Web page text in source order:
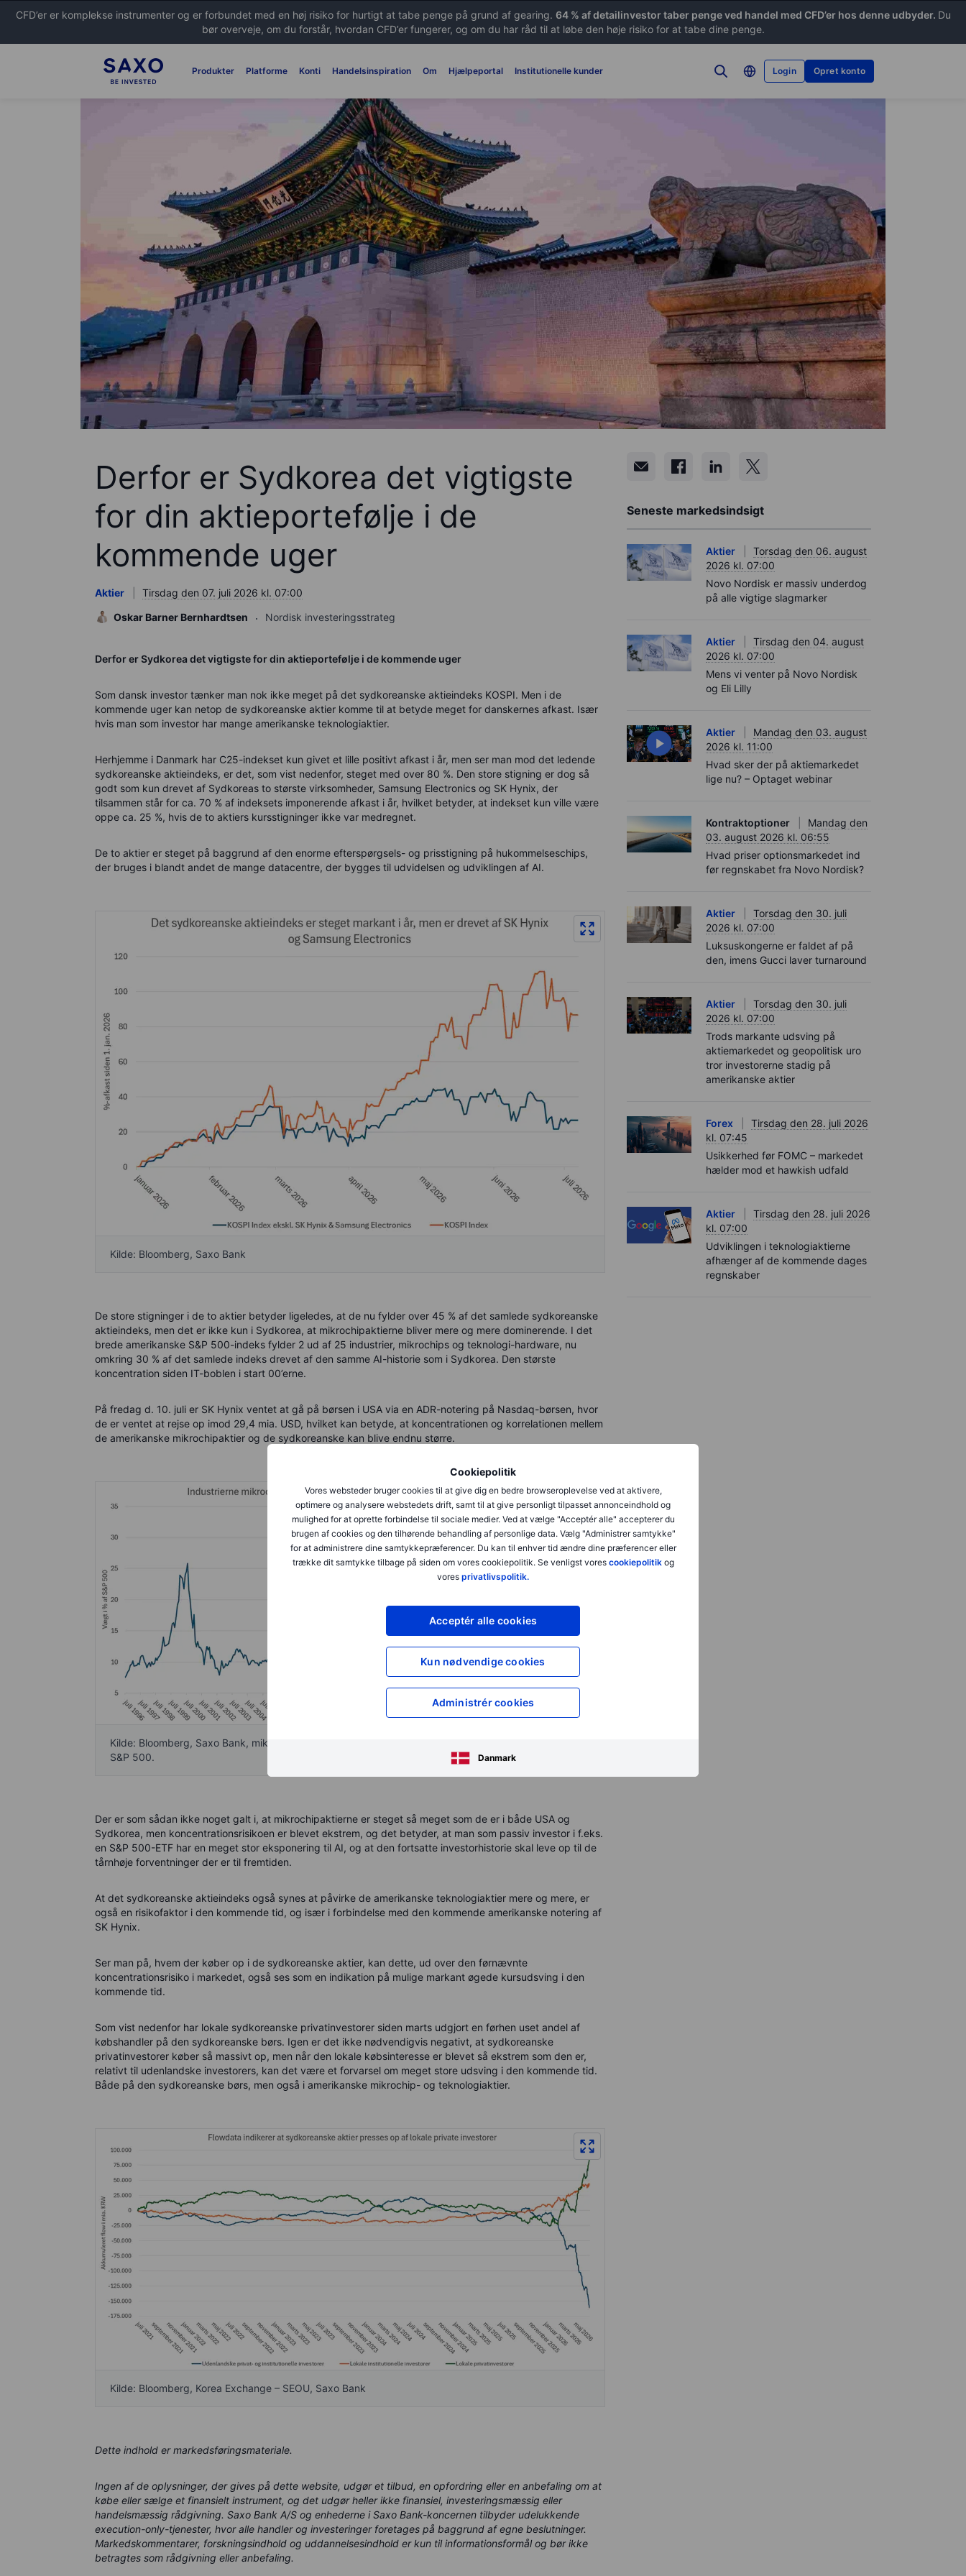
CFD’er er komplekse instrumenter og er forbundet med en høj risiko for hurtigt at tabe penge på grund af gearing. 64 % af detailinvestor taber penge ved handel med CFD’er hos denne udbyder. Du
bør overveje, om du forstår, hvordan CFD’er fungerer, og om du har råd til at løbe den høje risiko for at tabe dine penge.
Produkter Platforme Konti Handelsinspiration Om Hjælpeportal Institutionelle kunder Login Opret konto
Cookiepolitik
Vores websteder bruger cookies til at give dig en bedre browseroplevelse ved at aktivere,
optimere og analysere webstedets drift, samt til at give personligt tilpasset annonceindhold og
mulighed for at oprette forbindelse til sociale medier. Ved at vælge "Acceptér alle" accepterer du
brugen af cookies og den tilhørende behandling af personlige data. Vælg "Administrer samtykke"
for at administrere dine samtykkepræferencer. Du kan til enhver tid ændre dine præferencer eller
trække dit samtykke tilbage på siden om vores cookiepolitik. Se venligst vores cookiepolitikog
vores privatlivspolitik.
Acceptér alle cookies
Kun nødvendige cookies
Administrér cookies
Danmark
Derfor er Sydkorea det vigtigste
for din aktieportefølje i de
kommende uger
Aktier
Tirsdag den 07. juli 2026 kl. 07:00
Oskar Barner Bernhardtsen
Nordisk investeringsstrateg
Derfor er Sydkorea det vigtigste for din aktieportefølje i de kommende uger
Som dansk investor tænker man nok ikke meget på det sydkoreanske aktieindeks KOSPI. Men i de
kommende uger kan netop de sydkoreanske aktier komme til at betyde meget for danskernes afkast. Især
hvis man som investor har mange amerikanske teknologiaktier.
Herhjemme i Danmark har C25-indekset kun givet et lille positivt afkast i år, men ser man mod det ledende
sydkoreanske aktieindeks, er det, som vist nedenfor, steget med over 80 %. Den store stigning er dog så
godt som kun drevet af Sydkoreas to største virksomheder, Samsung Electronics og SK Hynix, der
tilsammen står for ca. 70 % af indeksets imponerende afkast i år, hvilket betyder, at indekset kun ville være
oppe ca. 25 %, hvis de to aktiers kursstigninger ikke var medregnet.
De to aktier er steget på baggrund af den enorme efterspørgsels- og prisstigning på hukommelseschips,
der bruges i blandt andet de mange datacentre, der bygges til udvidelsen og udviklingen af AI.
Kilde: Bloomberg, Saxo Bank
De store stigninger i de to aktier betyder ligeledes, at de nu fylder over 45 % af det samlede sydkoreanske
aktieindeks, men det er ikke kun i Sydkorea, at mikrochipaktierne bliver mere og mere dominerende. I det
brede amerikanske S&P 500-indeks fylder 2 ud af 25 industrier, mikrochips og teknologi-hardware, nu
omkring 30 % af det samlede indeks drevet af den samme AI-historie som i Sydkorea. Den største
koncentration siden IT-boblen i start 00’erne.
På fredag d. 10. juli er SK Hynix ventet at gå på børsen i USA via en ADR-notering på Nasdaq-børsen, hvor
de er ventet at rejse op imod 29,4 mia. USD, hvilket kan betyde, at koncentrationen og korrelationen mellem
de amerikanske mikrochipaktier og de sydkoreanske kan blive endnu større.
Kilde: Bloomberg, Saxo Bank, mikrochips og teknologi-hardware er 2 ud af i alt 25 industrigrupper i
S&P 500.
Der er som sådan ikke noget galt i, at mikrochipaktierne er steget så meget som de er i både USA og
Sydkorea, men koncentrationsrisikoen er blevet ekstrem, og det betyder, at man som passiv investor i f.eks.
en S&P 500-ETF har en meget stor eksponering til AI, og at den fortsatte investorhistorie skal leve op til de
tårnhøje forventninger der er til fremtiden.
At det sydkoreanske aktieindeks også synes at påvirke de amerikanske teknologiaktier mere og mere, er
også en risikofaktor i den kommende tid, og især i forbindelse med den kommende amerikanske notering af
SK Hynix.
Ser man på, hvem der køber op i de sydkoreanske aktier, kan dette, ud over den førnævnte
koncentrationsrisiko i markedet, også ses som en indikation på mulige markant øgede kursudsving i den
kommende tid.
Som vist nedenfor har lokale sydkoreanske privatinvestorer siden marts udgjort en førhen uset andel af
købshandler på den sydkoreanske børs. Igen er det ikke nødvendigvis negativt, at sydkoreanske
privatinvestorer køber så massivt op, men når den lokale købsinteresse er blevet så ekstrem som den er,
relativt til udenlandske investorers, kan det være et forvarsel om meget store udsving i den kommende tid.
Både på den sydkoreanske børs, men også i amerikanske mikrochip- og teknologiaktier.
Kilde: Bloomberg, Korea Exchange – SEOU, Saxo Bank
Dette indhold er markedsføringsmateriale.
Ingen af de oplysninger, der gives på dette website, udgør et tilbud, en opfordring eller en anbefaling om at
købe eller sælge et finansielt instrument, og det udgør heller ikke finansiel, investeringsmæssig eller
handelsmæssig rådgivning. Saxo Bank A/S og enhederne i Saxo Bank-koncernen tilbyder udelukkende
execution-only-tjenester, hvor alle handler og investeringer foretages på baggrund af egne beslutninger.
Markedskommentarer, forskningsindhold og uddannelsesindhold er kun til informationsformål og bør ikke
betragtes som rådgivning eller anbefaling.
Seneste markedsindsigt
Aktier
Torsdag den 06. august
2026 kl. 07:00
Novo Nordisk er massiv underdog
på alle vigtige slagmarker
Aktier
Tirsdag den 04. august
2026 kl. 07:00
Mens vi venter på Novo Nordisk
og Eli Lilly
Aktier
Mandag den 03. august
2026 kl. 11:00
Hvad sker der på aktiemarkedet
lige nu? – Optaget webinar
Kontraktoptioner
Mandag den
03. august 2026 kl. 06:55
Hvad priser optionsmarkedet ind
før regnskabet fra Novo Nordisk?
Aktier
Torsdag den 30. juli
2026 kl. 07:00
Luksuskongerne er faldet af på
den, imens Gucci laver turnaround
Aktier
Torsdag den 30. juli
2026 kl. 07:00
Trods markante udsving på
aktiemarkedet og geopolitisk uro
tror investorerne stadig på
amerikanske aktier
Forex
Tirsdag den 28. juli 2026
kl. 07:45
Usikkerhed før FOMC – markedet
hælder mod et hawkish udfald
Aktier
Tirsdag den 28. juli 2026
kl. 07:00
Udviklingen i teknologiaktierne
afhænger af de kommende dages
regnskaber